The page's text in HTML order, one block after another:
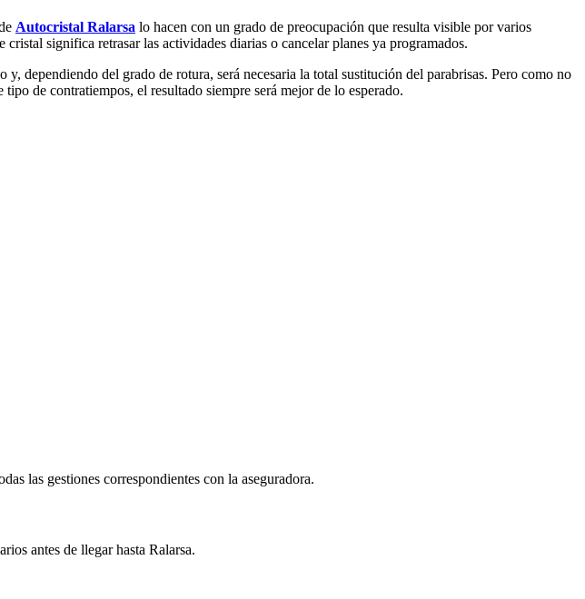
Autocristal Ralarsa lo hacen con un grado de preocupación que resulta visible por varios
significa retrasar las actividades diarias o cancelar planes ya programados.
dependiendo del grado de rotura, será necesaria la total sustitución del parabrisas. Pero como no
de contratiempos, el resultado siempre será mejor de lo esperado.
las gestiones correspondientes con la aseguradora.
antes de llegar hasta Ralarsa.